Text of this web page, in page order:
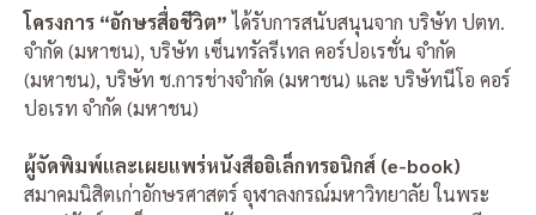
โครงการ “อักษรสื่อชีวิต”ได้รับการสนับสนุนจาก บริษัท ปตท.
จำกัด (มหาชน), บริษัท เซ็นทรัลรีเทล คอร์ปอเรชั่น จำกัด
(มหาชน), บริษัท ช.การช่างจำกัด (มหาชน) และ บริษัทนีโอ คอร์
ปอเรท จำกัด (มหาชน)
ผู้จัดพิมพ์และเผยแพร่หนังสืออิเล็กทรอนิกส์ (e-book)
สมาคมนิสิตเก่าอักษรศาสตร์ จุฬาลงกรณ์มหาวิทยาลัย ในพระ